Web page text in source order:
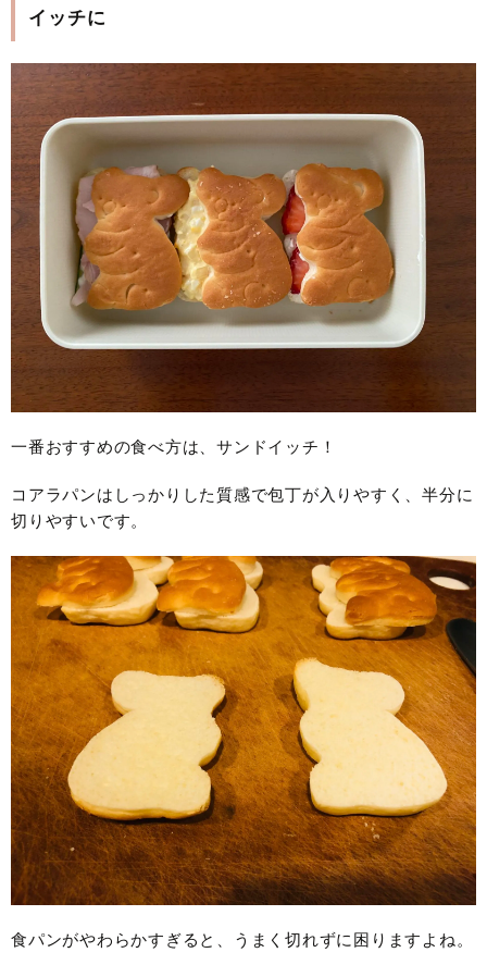
イッチに
一番おすすめの食べ方は、サンドイッチ！
コアラパンはしっかりした質感で包丁が入りやすく、半分に
切りやすいです。
食パンがやわらかすぎると、うまく切れずに困りますよね。